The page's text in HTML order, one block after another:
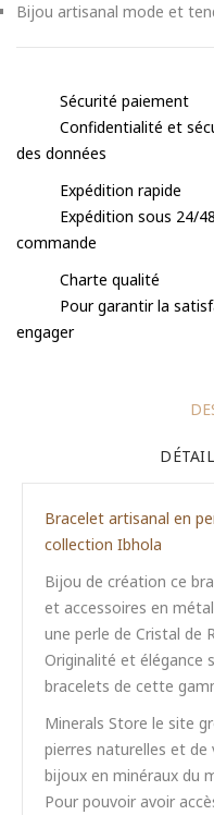
Bijou artisanal mode et
Sécurité paiement
Confidentialité et
des données
Expédition rapide
Expédition sous 24/
commande
Charte qualité
Pour garantir la
engager
Bracelet artisanal en
collection Ibhola
Bijou de création ce
et accessoires en
une perle de Cristal de
Originalité et élégance
bracelets de cette
Minerals Store le site
pierres naturelles et de
bijoux en minéraux du
Pour pouvoir avoir